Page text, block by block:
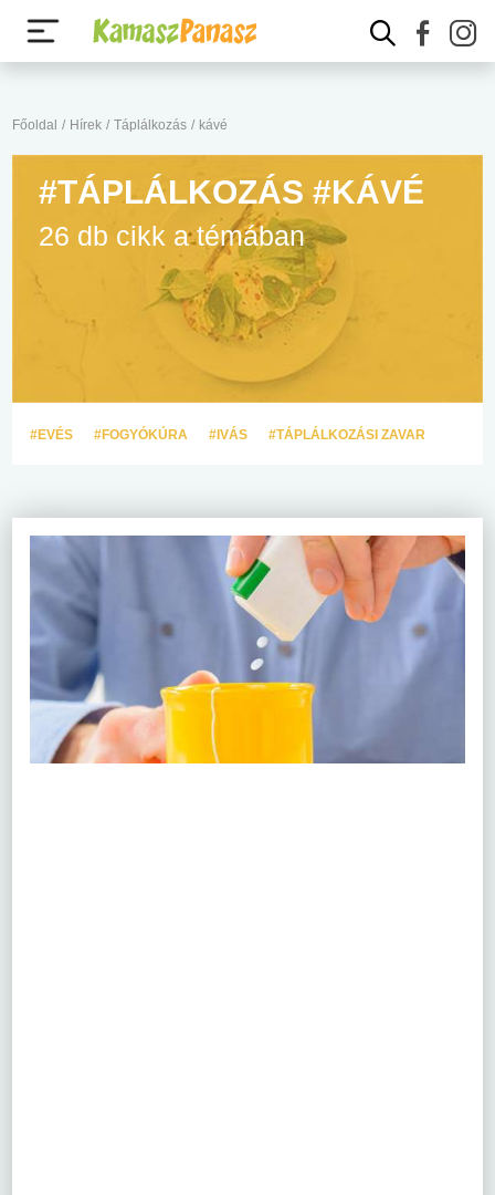
Főoldal / Hírek / Táplálkozás / kávé
#TÁPLÁLKOZÁS #KÁVÉ
26 db cikk a témában
#EVÉS #FOGYÓKÚRA #IVÁS #TÁPLÁLKOZÁSI ZAVAR